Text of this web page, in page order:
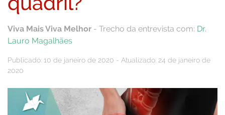
Viva Mais Viva Melhor - Trecho da entrevista com: Dr.
Lauro Magalhães
Publicado: 10 de janeiro de 2020 - Atualizado: 24 de janeiro de
2020